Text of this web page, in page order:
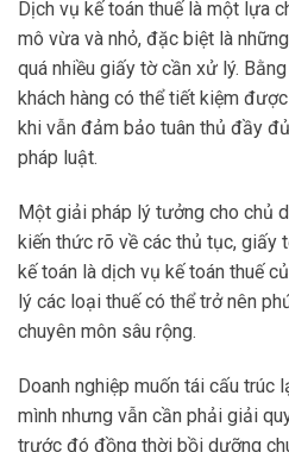
Dịch vụ kế toán thuế là một lựa
mô vừa và nhỏ, đặc biệt là
quá nhiều giấy tờ cần xử lý.
khách hàng có thể tiết kiệm
khi vẫn đảm bảo tuân thủ đầy
pháp luật.
Một giải pháp lý tưởng cho chủ
kiến thức rõ về các thủ tục, giấy
kế toán là dịch vụ kế toán thuế
lý các loại thuế có thể trở nên
chuyên môn sâu rộng.
Doanh nghiệp muốn tái cấu trúc
mình nhưng vẫn cần phải giải
trước đó đồng thời bồi dưỡng